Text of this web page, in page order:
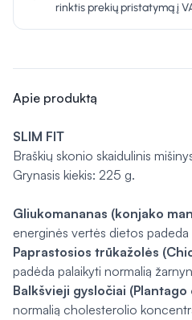
rinktis prekių pristatymą į
Apie produktą
SLIM FIT
Braškių skonio skaidulinis
Grynasis kiekis: 225 g.
Gliukomananas (konjako
energinės vertės dietos padeda
Paprastosios trūkažolės (
padėda palaikyti normalią
Balkšvieji gysločiai (Plantago
normalią cholesterolio